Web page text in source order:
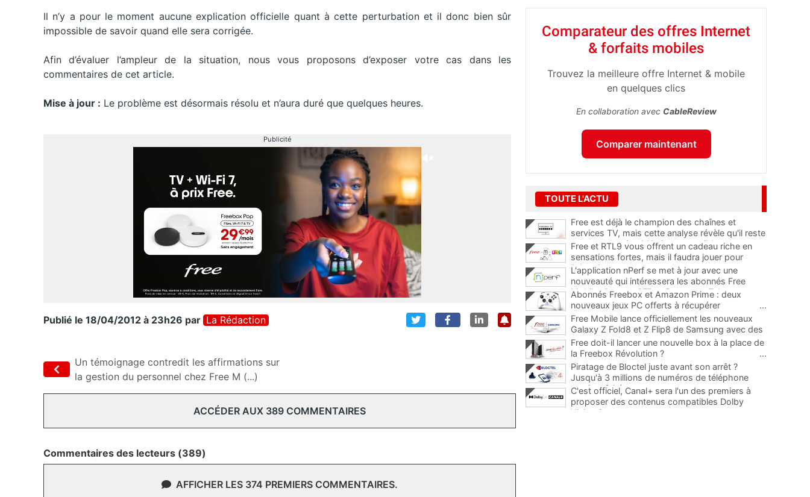
Il n’y a pour le moment aucune explication officielle quant à cette perturbation et il donc bien sûr
impossible de savoir quand elle sera corrigée.
Afin d’évaluer l’ampleur de la situation, nous vous proposons d’exposer votre cas dans les
commentaires de cet article.
Mise à jour : Le problème est désormais résolu et n’aura duré que quelques heures.
Publicité
Publié le 18/04/2012 à 23h26 par La Rédaction
Un témoignage contredit les affirmations sur
la gestion du personnel chez Free M (...)
ACCÉDER AUX 389 COMMENTAIRES
Commentaires des lecteurs (389)
AFFICHER LES 374 PREMIERS COMMENTAIRES.
Comparateur des offres Internet
& forfaits mobiles
Trouvez la meilleure offre Internet & mobile
en quelques clics
En collaboration avec CableReview
Comparer maintenant
TOUTE L'ACTU
Free est déjà le champion des chaînes et
services TV, mais cette analyse révèle qu'il reste
encore au moins 141 ajouts possibles
Free et RTL9 vous offrent un cadeau riche en
sensations fortes, mais il faudra jouer pour
l'obtenir
L'application nPerf se met à jour avec une
nouveauté qui intéressera les abonnés Free
Mobile, Orange, SFR et Bouygues Telecom
Abonnés Freebox et Amazon Prime : deux
nouveaux jeux PC offerts à récupérer
...
Free Mobile lance officiellement les nouveaux
Galaxy Z Fold8 et Z Flip8 de Samsung avec des
promos et des cadeaux
...
Free doit-il lancer une nouvelle box à la place de
la Freebox Révolution ?
...
Piratage de Bloctel juste avant son arrêt ?
Jusqu'à 3 millions de numéros de téléphone
auraient fuité
C'est officiel, Canal+ sera l'un des premiers à
proposer des contenus compatibles Dolby
Vision 2